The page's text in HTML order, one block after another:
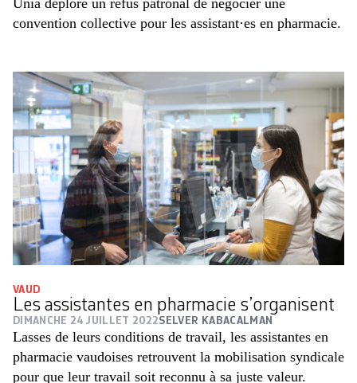
Unia déplore un refus patronal de négocier une
convention collective pour les assistant·es en pharmacie.
VAUD
Les assistantes en pharmacie s’organisent
DIMANCHE 24 JUILLET 2022SELVER KABACALMAN
Lasses de leurs conditions de travail, les assistantes en
pharmacie vaudoises retrouvent la mobilisation syndicale
pour que leur travail soit reconnu à sa juste valeur.